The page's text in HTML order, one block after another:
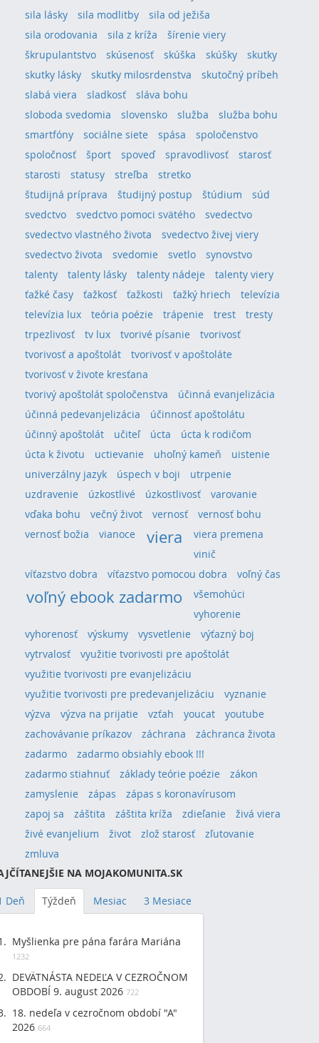
sila lásky
sila modlitby
sila od ježiša
sila orodovania
sila z kríža
šírenie viery
škrupulantstvo
skúsenosť skúška skúšky
skutky
skutky lásky
skutky milosrdenstva
skutočný príbeh
slabá viera
sladkosť
sláva bohu
sloboda svedomia
slovensko služba
služba bohu
smartfóny
sociálne siete spása
spoločenstvo
spoločnosť
šport spoveď spravodlivosť
starosť
starosti
statusy streľba
stretko
študijná príprava
študijný postup štúdium
súd
svedctvo
svedctvo pomoci svätého
svedectvo
svedectvo vlastného života
svedectvo živej viery
svedectvo života
svedomie svetlo
synovstvo
talenty
talenty lásky talenty nádeje
talenty viery
ťažké časy
ťažkosť ťažkosti ťažký hriech
televízia
televízia lux
teória poézie trápenie trest
tresty
trpezlivosť
tv lux tvorivé písanie
tvorivosť
tvorivosť a apoštolát
tvorivosť v apoštoláte
tvorivosť v živote kresťana
tvorivý apoštolát spoločenstva
účinná evanjelizácia
účinná pedevanjelizácia
účinnosť apoštolátu
účinný apoštolát
učiteľ úcta
úcta k rodičom
úcta k životu
uctievanie uhoľný kameň
uistenie
univerzálny jazyk
úspech v boji
utrpenie
uzdravenie
úzkostlivé úzkostlivosť
varovanie
vďaka bohu
večný život vernosť
vernosť bohu
vernosť božia
vianoce viera
viera premena
vinič
víťazstvo dobra
víťazstvo pomocou dobra voľný čas
voľný ebook zadarmo
všemohúci
vyhorenie
vyhorenosť
výskumy vysvetlenie
výťazný boj
vytrvalosť
využitie tvorivosti pre apoštolát
využitie tvorivosti pre evanjelizáciu
využitie tvorivosti pre predevanjelizáciu
vyznanie
výzva
výzva na prijatie vzťah youcat
youtube
zachovávanie príkazov
záchrana
záchranca života
zadarmo
zadarmo obsiahly ebook !!!
zadarmo stiahnuť
základy teórie poézie
zákon
zamyslenie
zápas
zápas s koronavírusom
zapoj sa
záštita záštita kríža zdieľanie
živá viera
živé evanjelium
život zlož starosť
zľutovanie
zmluva
NA MOJAKOMUNITA.SK
Deň Týždeň Mesiac 3 Mesiace
Myšlienka pre pána farára Mariána
1232
DEVÄTNÁSTA NEDEĽA V CEZROČNOM
OBDOBÍ 9. august 2026 722
18. nedeľa v cezročnom období "A"
2026 664